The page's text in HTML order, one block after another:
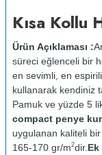
Kısa Kollu
Ürün Açıklaması :
süreci eğlenceli bir
en sevimli, en
kullanarak kendiniz
Pamuk ve yüzde 5
compact penye
uygulanan kaliteli
165-170 gr/m2dir. Ek